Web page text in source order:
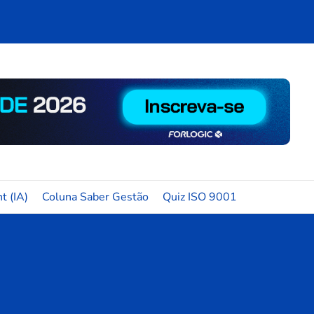
(IA) Coluna Saber Gestão Quiz ISO 9001